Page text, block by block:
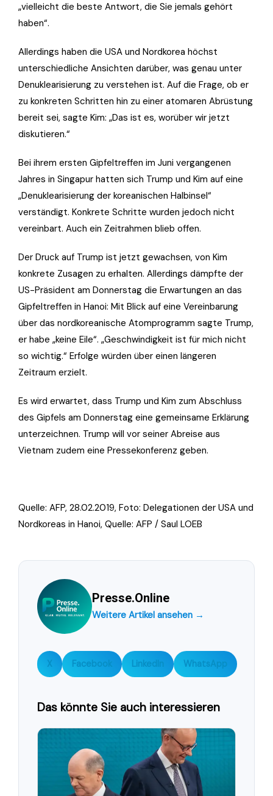
„vielleicht die beste Antwort, die Sie jemals gehört
haben“.
Allerdings haben die USA und Nordkorea höchst
unterschiedliche Ansichten darüber, was genau unter
Denuklearisierung zu verstehen ist. Auf die Frage, ob er
zu konkreten Schritten hin zu einer atomaren Abrüstung
bereit sei, sagte Kim: „Das ist es, worüber wir jetzt
diskutieren.“
Bei ihrem ersten Gipfeltreffen im Juni vergangenen
Jahres in Singapur hatten sich Trump und Kim auf eine
„Denuklearisierung der koreanischen Halbinsel“
verständigt. Konkrete Schritte wurden jedoch nicht
vereinbart. Auch ein Zeitrahmen blieb offen.
Der Druck auf Trump ist jetzt gewachsen, von Kim
konkrete Zusagen zu erhalten. Allerdings dämpfte der
US-Präsident am Donnerstag die Erwartungen an das
Gipfeltreffen in Hanoi: Mit Blick auf eine Vereinbarung
über das nordkoreanische Atomprogramm sagte Trump,
er habe „keine Eile“. „Geschwindigkeit ist für mich nicht
so wichtig.“ Erfolge würden über einen längeren
Zeitraum erzielt.
Es wird erwartet, dass Trump und Kim zum Abschluss
des Gipfels am Donnerstag eine gemeinsame Erklärung
unterzeichnen. Trump will vor seiner Abreise aus
Vietnam zudem eine Pressekonferenz geben.
Quelle: AFP, 28.02.2019, Foto: Delegationen der USA und
Nordkoreas in Hanoi, Quelle: AFP / Saul LOEB
Presse.Online
Weitere Artikel ansehen →
X Facebook LinkedIn WhatsApp
Das könnte Sie auch interessieren